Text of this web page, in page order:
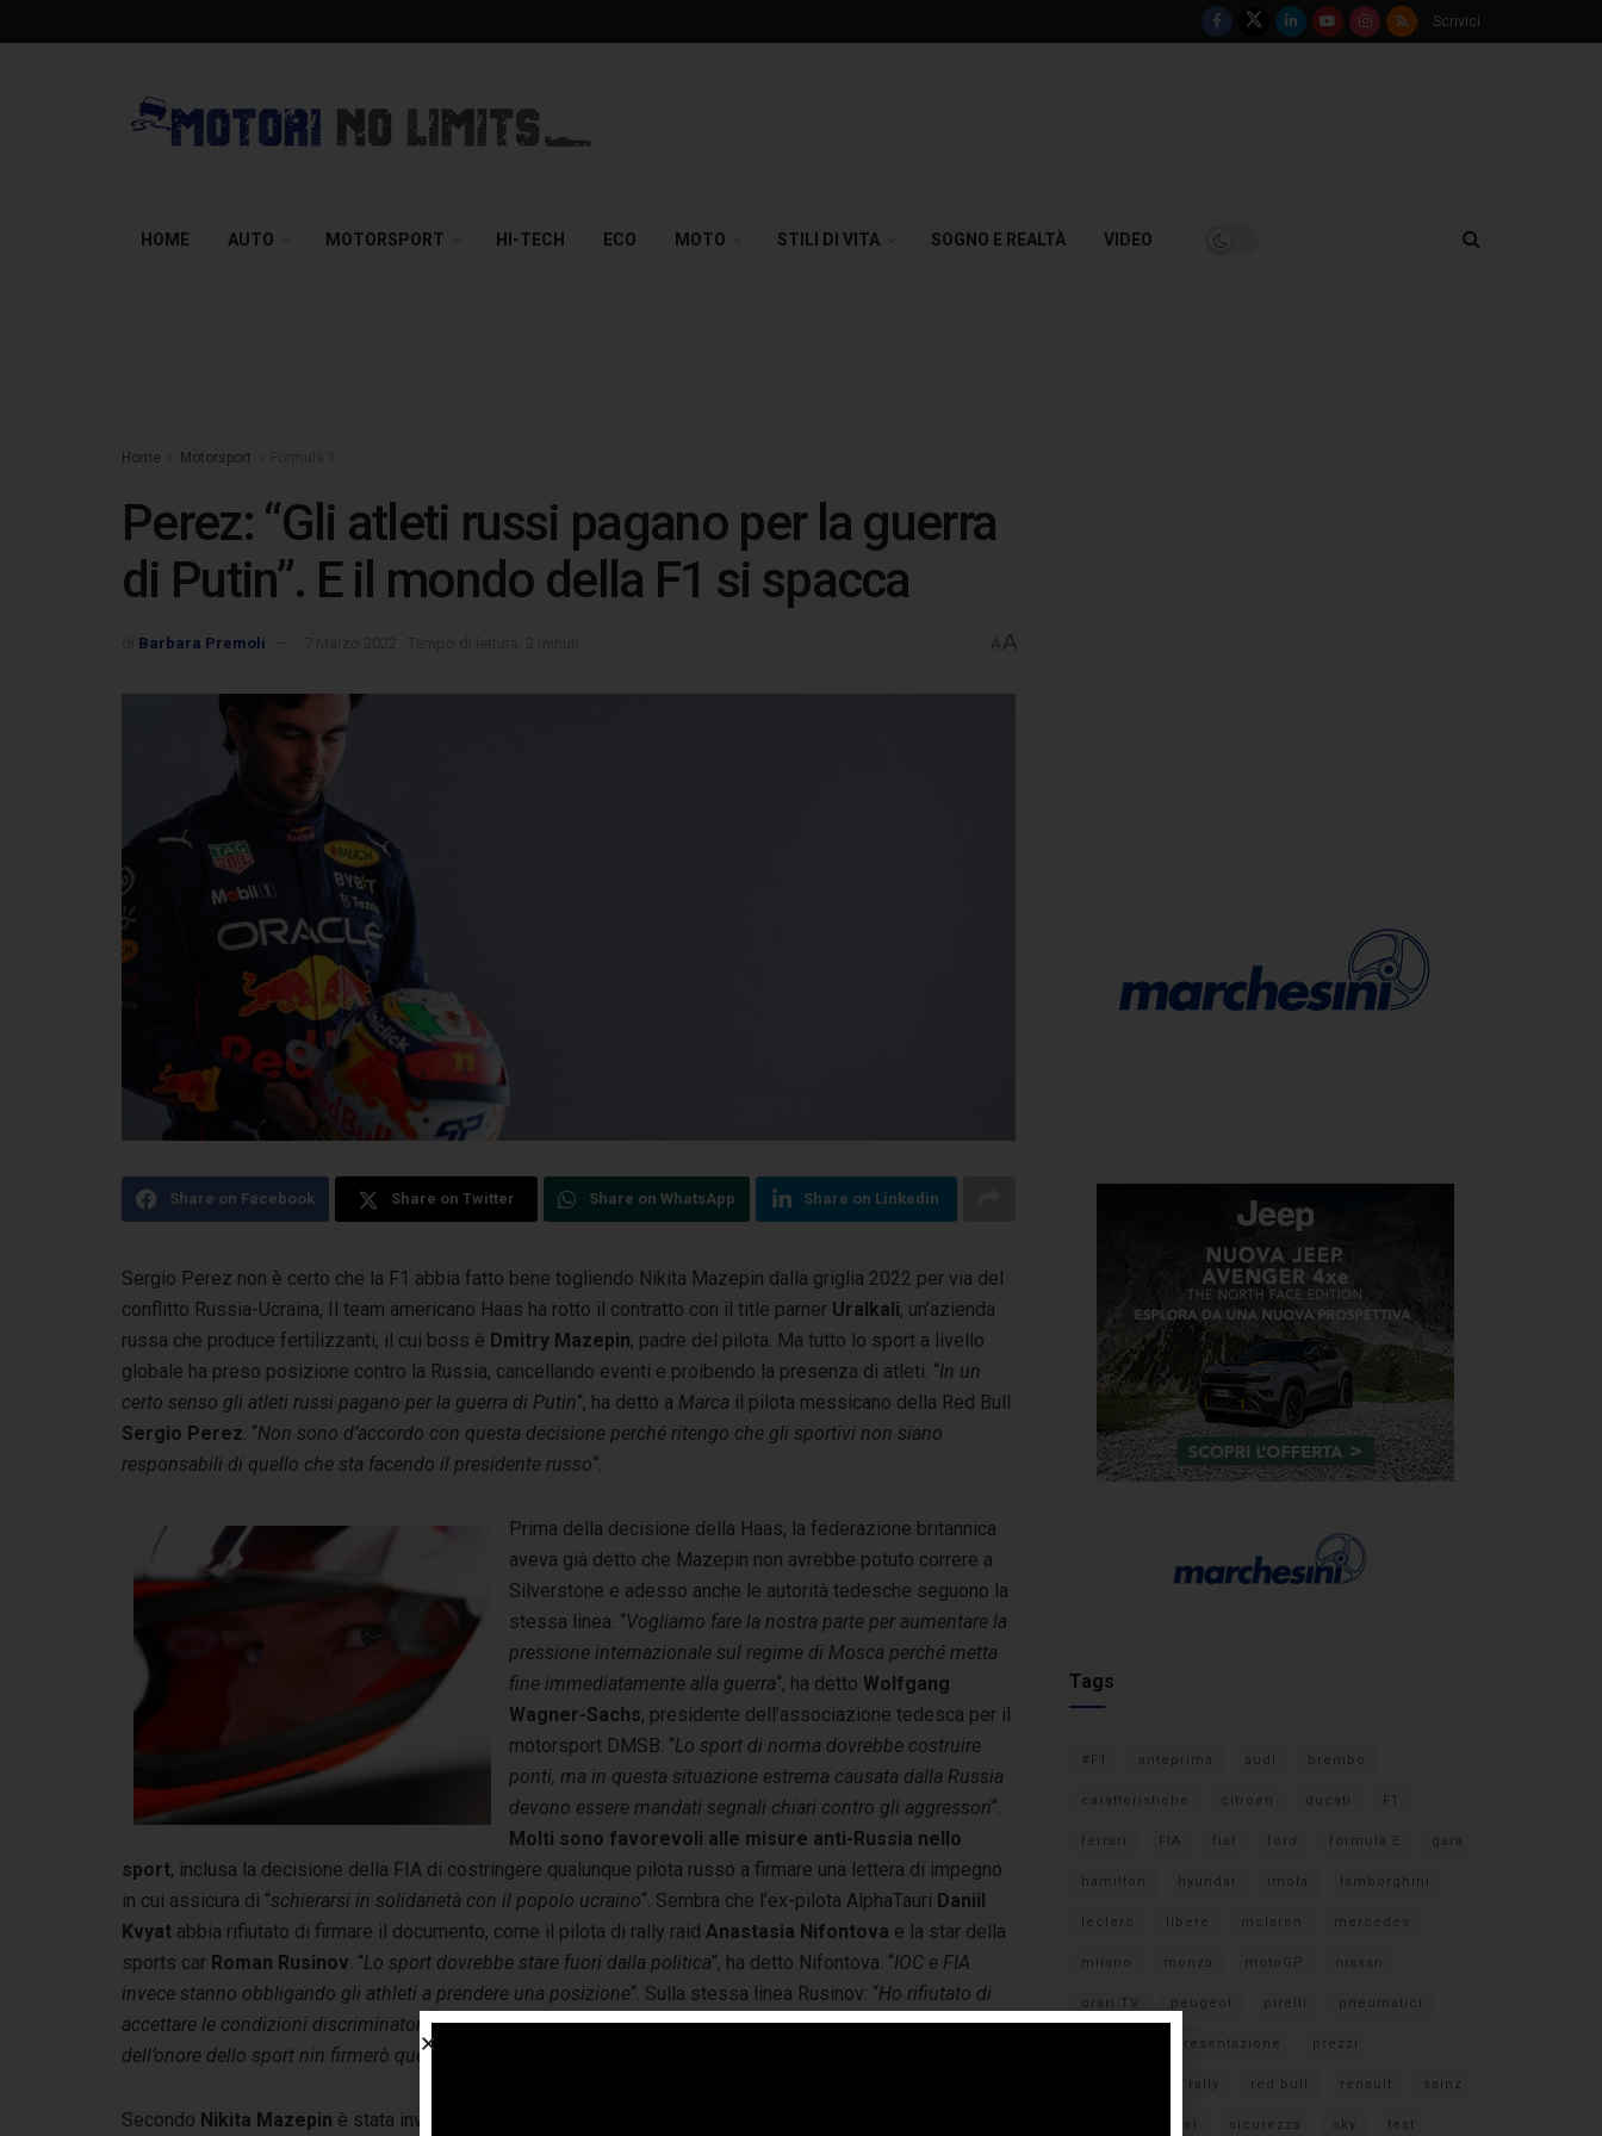
Scrivici
HOME AUTO MOTORSPORT HI-TECH ECO MOTO STILI DI VITA SOGNO E REALTÀ VIDEO
Home Motorsport
Perez: “Gli atleti russi pagano per la guerra
di Putin”. E il mondo della F1 si spacca
Barbara Premoli A A
Share on Facebook Share on Twitter Share on WhatsApp Share on Linkedin
Sergio Perez non è certo che la F1 abbia fatto bene togliendo Nikita Mazepin dalla griglia 2022 per via del
conflitto Russia-Ucraina, Il team americano Haas ha rotto il contratto con il title parner Uralkali, un’azienda
russa che produce fertilizzanti, il cui boss è Dmitry Mazepin, padre del pilota. Ma tutto lo sport a livello
globale ha preso posizione contro la Russia, cancellando eventi e proibendo la presenza di atleti. “In un
certo senso gli atleti russi pagano per la guerra di Putin“, ha detto a Marca il pilota messicano della Red Bull
Sergio Perez . “Non sono d’accordo con questa decisione perché ritengo che gli sportivi non siano
responsabili di quello che sta facendo il presidente russo“.
Prima della decisione della Haas, la federazione britannica
aveva già detto che Mazepin non avrebbe potuto correre a
Silverstone e adesso anche le autorità tedesche seguono la
stessa linea. “Vogliamo fare la nostra parte per aumentare la
pressione internazionale sul regime di Mosca perché metta
fine immediatamente alla guerra“, ha detto Wolfgang
Wagner-Sachs, presidente dell’associazione tedesca per il
motorsport DMSB. “Lo sport di norma dovrebbe costruire
ponti, ma in questa situazione estrema causata dalla Russia
devono essere mandati segnali chiari contro gli aggressori“.
Molti sono favorevoli alle misure anti-Russia nello
sport, inclusa la decisione della FIA di costringere qualunque pilota russo a firmare una lettera di impegno
in cui assicura di “schierarsi in solidarietà con il popolo ucraino“. Sembra che l’ex-pilota AlphaTauri Daniil
Kvyat abbia rifiutato di firmare il documento, come il pilota di rally raid Anastasia Nifontova e la star della
sports car Roman Rusinov . “Lo sport dovrebbe stare fuori dalla politica“, ha detto Nifontova. “IOC e FIA
invece stanno obbligando gli athleti a prendere una posizione“. Sulla stessa linea Rusinov: “Ho rifiutato di
accettare le condizioni discriminatorie della FIA. per il bene dei miei fans, dei miei compagni di squadra e
dell’onore dello sport nin firmerò questo documento. Preferirei non guidare
Secondo Nikita Mazepin è stata invece la Haas che ha “
Tags
#F1 anteprima audi brembo
caratteristiche citroen ducati F1
ferrari FIA fiat ford formula E gara
hamilton hyundai imola lamborghini
leclerc libere mclaren mercedes
milano monza motoGP nissan
orari TV peugeot pirelli pneumatici
presentazione prezzi
rally red bull renault sainz
sebastian vettel sicurezza sky test